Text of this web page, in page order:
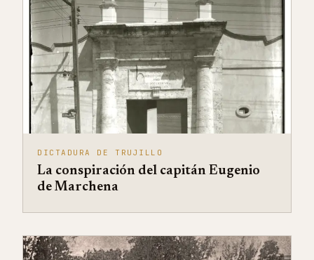
DICTADURA DE TRUJILLO
La conspiración del capitán Eugenio
de Marchena